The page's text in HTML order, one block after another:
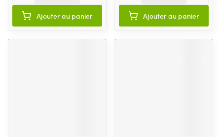
Ajouter au panier Ajouter au panier